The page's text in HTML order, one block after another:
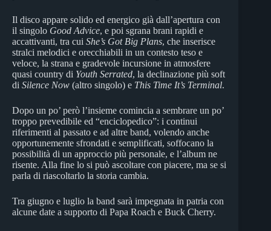
Il disco appare solido ed energico già dall’apertura con
il singolo Good Advice, e poi sgrana brani rapidi e
accattivanti, tra cui She’s Got Big Plans, che inserisce
stralci melodici e orecchiabili in un contesto teso e
veloce, la strana e gradevole incursione in atmosfere
quasi country di Youth Serrated, la declinazione più soft
di Silence Now (altro singolo) e This Time It’s Terminal.
Dopo un po’ però l’insieme comincia a sembrare un po’
troppo prevedibile ed “enciclopedico”: i continui
riferimenti al passato e ad altre band, volendo anche
opportunemente sfrondati e semplificati, soffocano la
possibilità di un approccio più personale, e l’album ne
risente. Alla fine lo si può ascoltare con piacere, ma se si
parla di riascoltarlo la storia cambia.
Tra giugno e luglio la band sarà impegnata in patria con
alcune date a supporto di Papa Roach e Buck Cherry.